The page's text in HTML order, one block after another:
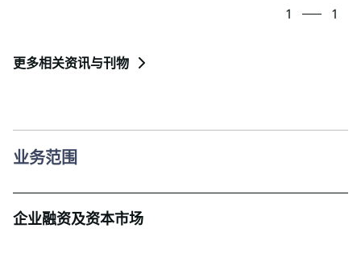
更多相关资讯与刊物
1 1
业务范围
企业融资及资本市场